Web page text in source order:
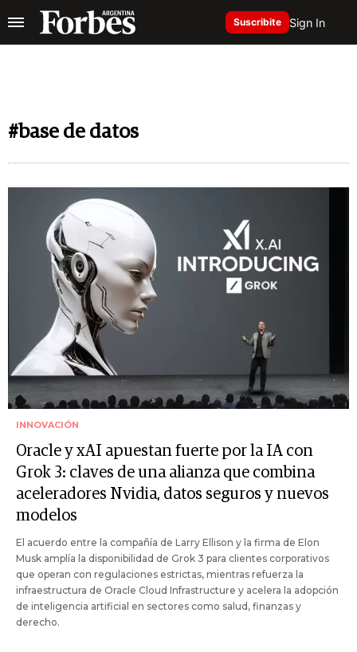
Suscribite Sign In
#base de datos
INNOVACIÓN
Oracle y xAI apuestan fuerte por la IA con
Grok 3: claves de una alianza que combina
aceleradores Nvidia, datos seguros y nuevos
modelos
El acuerdo entre la compañía de Larry Ellison y la firma de Elon
Musk amplía la disponibilidad de Grok 3 para clientes corporativos
que operan con regulaciones estrictas, mientras refuerza la
infraestructura de Oracle Cloud Infrastructure y acelera la adopción
de inteligencia artificial en sectores como salud, finanzas y
derecho.